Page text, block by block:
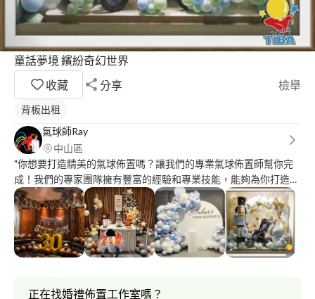
童話夢境 繽紛奇幻世界
收藏
分享 檢舉
背板出租
氣球師Ray
中山區
"你想要打造精美的氣球佈置嗎？讓我們的專業氣球佈置師幫你完
成！我們的專家團隊擁有豐富的經驗和專業技能，能夠為你打造令
人驚豔的氣球佈置。無論是婚禮、生日派對、商業展覽，我們都能
為你提供最專業的服務。趕快聯繫我們，讓你的活動變得更加精
彩！" Taiwan balloon artist?‍? ?國際氣球大賽冠軍? ?超耐久空飄氣
球專賣? ?高端客製化氣球佈置? ?精緻現場折氣球發送? ?專業氣球
櫥窗佈置設計? ⚠️如無意願請勿點擊保證回覆⚠️ 追求完美，成就經
正在找婚禮佈置工作室嗎？